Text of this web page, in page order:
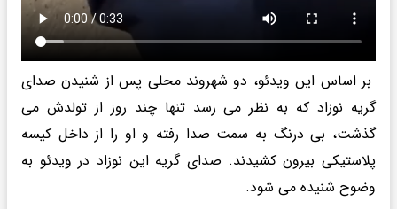
بر اساس این ویدئو، دو شهروند محلی پس از شنیدن صدای
گریه نوزاد که به نظر می رسد تنها چند روز از تولدش می
گذشت، بی درنگ به سمت صدا رفته و او را از داخل کیسه
پلاستیکی بیرون کشیدند. صدای گریه این نوزاد در ویدئو به
وضوح شنیده می شود.